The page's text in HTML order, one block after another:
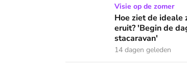
Hoe ziet de ideale zomerdag
Visie op de zomer
Hoe ziet de ideale
eruit? 'Begin de
stacaravan'
14 dagen geleden